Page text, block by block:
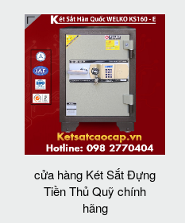
cửa hàng Két Sắt Đựng
Tiền Thủ Quỹ chính
hãng